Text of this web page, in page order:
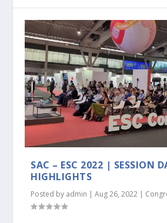
SAC – ESC 2022 | SESSION
HIGHLIGHTS
Posted by admin |Aug 26, 2022